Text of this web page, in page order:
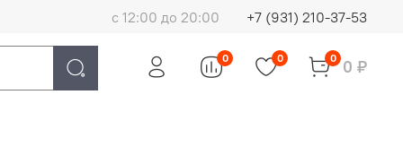
с 12:00 до 20:00 +7 (931) 210-37-53
0 0 0 0 ₽